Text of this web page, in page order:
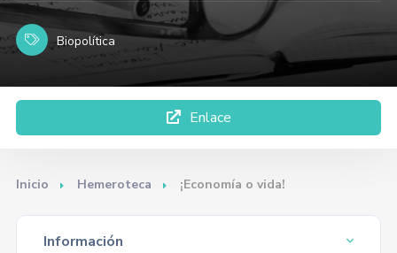
Biopolítica
Enlace
Inicio Hemeroteca ¡Economía o vida!
Información